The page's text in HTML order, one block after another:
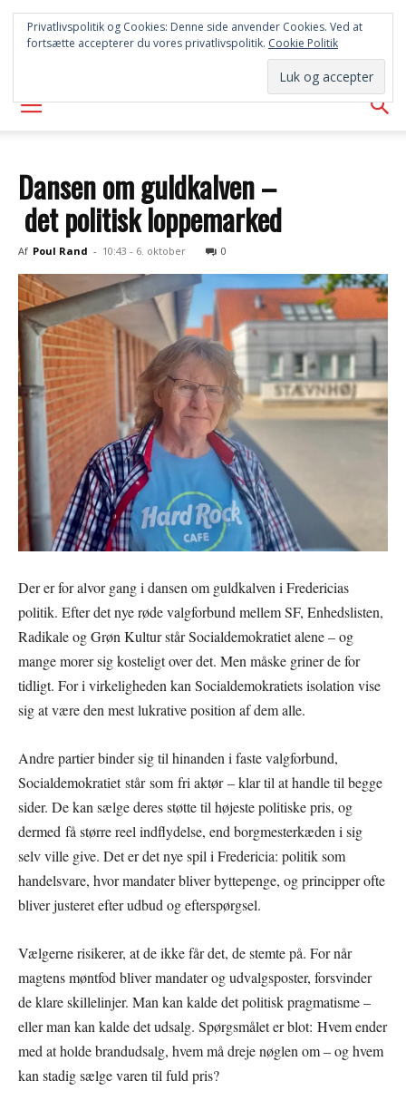
SYD
AVISEN
Dansen om guldkalven –
det politisk loppemarked
Af Poul Rand - 10:43 - 6. oktober 0
Der er for alvor gang i dansen om guldkalven i Fredericias
politik. Efter det nye røde valgforbund mellem SF, Enhedslisten,
Radikale og Grøn Kultur står Socialdemokratiet alene – og
mange morer sig kosteligt over det. Men måske griner de for
tidligt. For i virkeligheden kan Socialdemokratiets isolation vise
sig at være den mest lukrative position af dem alle.
Andre partier binder sig til hinanden i faste valgforbund,
Socialdemokratiet står som fri aktør – klar til at handle til begge
sider. De kan sælge deres støtte til højeste politiske pris, og
dermed få større reel indflydelse, end borgmesterkæden i sig
selv ville give. Det er det nye spil i Fredericia: politik som
handelsvare, hvor mandater bliver byttepenge, og principper ofte
bliver justeret efter udbud og efterspørgsel.
Vælgerne risikerer, at de ikke får det, de stemte på. For når
magtens møntfod bliver mandater og udvalgsposter, forsvinder
de klare skillelinjer. Man kan kalde det politisk pragmatisme –
eller man kan kalde det udsalg. Spørgsmålet er blot: Hvem ender
med at holde brandudsalg, hvem må dreje nøglen om – og hvem
kan stadig sælge varen til fuld pris?
Privatlivspolitik og Cookies: Denne side anvender Cookies. Ved at
fortsætte accepterer du vores privatlivspolitik. Cookie Politik